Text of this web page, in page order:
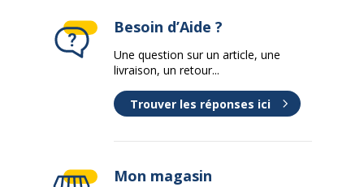
Besoin d’Aide ?
Une question sur un article, une
livraison, un retour...
Trouver les réponses ici
Mon magasin